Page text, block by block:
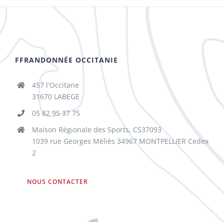
FFRANDONNÉE OCCITANIE
457 l'Occitane
31670 LABEGE
05 82 95 37 75
Maison Régionale des Sports, CS37093
1039 rue Georges Méliès 34967 MONTPELLIER Cedex
2
NOUS CONTACTER